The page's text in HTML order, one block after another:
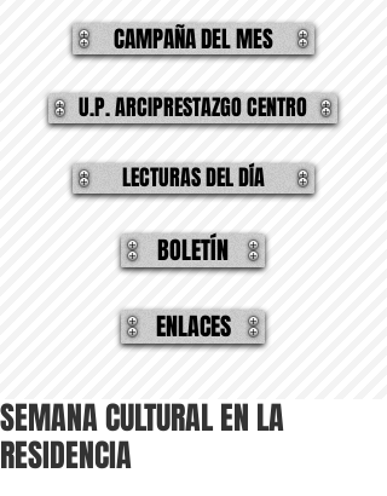
CAMPAÑA DEL MES
U.P. ARCIPRESTAZGO CENTRO
LECTURAS DEL DÍA
BOLETÍN
ENLACES
SEMANA CULTURAL EN LA
RESIDENCIA